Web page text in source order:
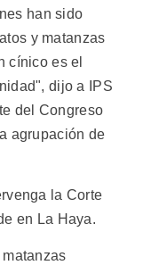
han sido
y matanzas
cínico es el
dijo a IPS
del Congreso
agrupación de
la Corte
en La Haya.